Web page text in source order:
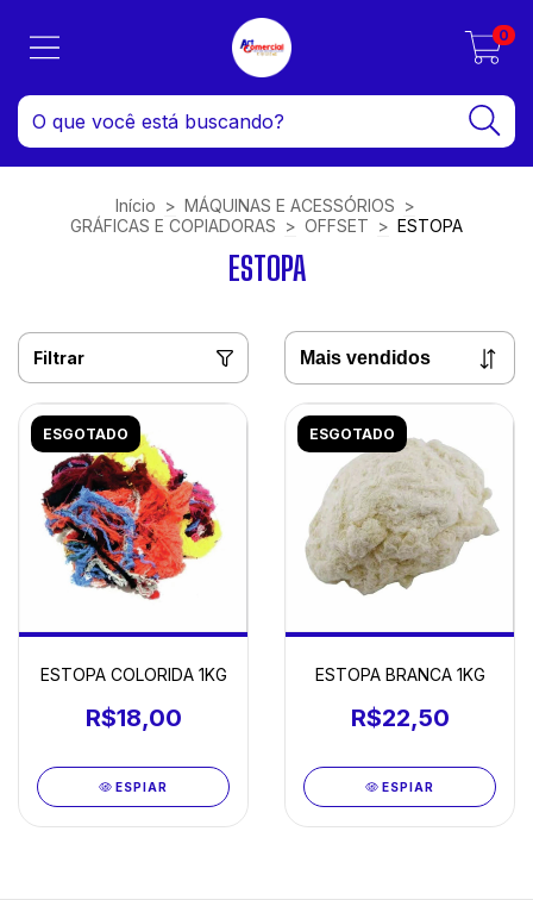
0
Início > MÁQUINAS E ACESSÓRIOS >
GRÁFICAS E COPIADORAS > OFFSET > ESTOPA
ESTOPA
Filtrar
ESGOTADO
ESTOPA COLORIDA 1KG
R$18,00
ESPIAR
ESGOTADO
ESTOPA BRANCA 1KG
R$22,50
ESPIAR